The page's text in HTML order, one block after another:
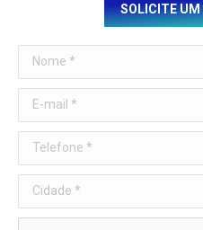
SOLICITE UM
Nome *
E-mail *
Telefone *
Cidade *